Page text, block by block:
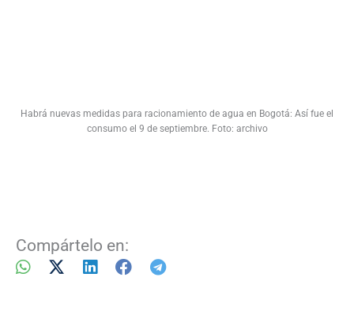
Habrá nuevas medidas para racionamiento de agua en Bogotá: Así fue el
consumo el 9 de septiembre. Foto: archivo
Compártelo en: